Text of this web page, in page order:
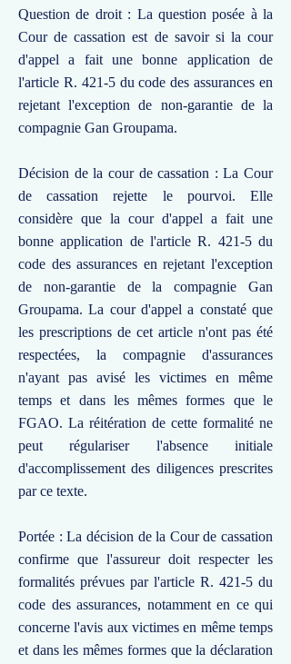
Question de droit : La question posée à la
Cour de cassation est de savoir si la cour
d'appel a fait une bonne application de
l'article R. 421-5 du code des assurances en
rejetant l'exception de non-garantie de la
compagnie Gan Groupama.
Décision de la cour de cassation : La Cour
de cassation rejette le pourvoi. Elle
considère que la cour d'appel a fait une
bonne application de l'article R. 421-5 du
code des assurances en rejetant l'exception
de non-garantie de la compagnie Gan
Groupama. La cour d'appel a constaté que
les prescriptions de cet article n'ont pas été
respectées, la compagnie d'assurances
n'ayant pas avisé les victimes en même
temps et dans les mêmes formes que le
FGAO. La réitération de cette formalité ne
peut régulariser l'absence initiale
d'accomplissement des diligences prescrites
par ce texte.
Portée : La décision de la Cour de cassation
confirme que l'assureur doit respecter les
formalités prévues par l'article R. 421-5 du
code des assurances, notamment en ce qui
concerne l'avis aux victimes en même temps
et dans les mêmes formes que la déclaration